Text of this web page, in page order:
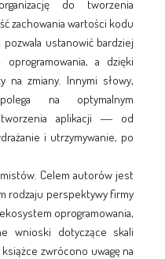
do tworzenia
zachowania wartości kodu
ustanowić bardziej
oprogramowania, a dzięki
zmiany. Innymi słowy,
na optymalnym
tworzenia aplikacji ― od
i utrzymywanie, po
Celem autorów jest
rodzaju perspektywy firmy
oprogramowania,
wnioski dotyczące skali
zwrócono uwagę na